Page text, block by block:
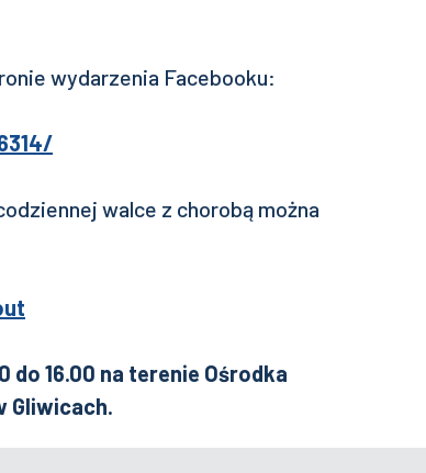
wydarzenia Facebooku:
walce z chorobą można
do 16.00 na terenie Ośrodka
Gliwicach.